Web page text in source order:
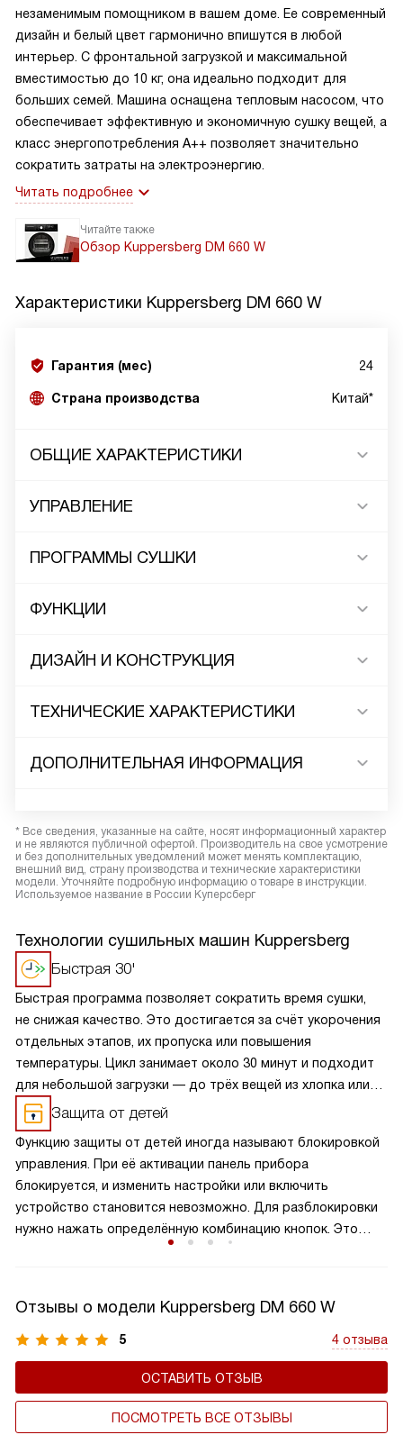
незаменимым помощником в вашем доме. Ее современный
дизайн и белый цвет гармонично впишутся в любой
интерьер. С фронтальной загрузкой и максимальной
вместимостью до 10 кг, она идеально подходит для
больших семей. Машина оснащена тепловым насосом, что
обеспечивает эффективную и экономичную сушку вещей, а
класс энергопотребления A++ позволяет значительно
сократить затраты на электроэнергию.
Читать подробнее
Читайте также
Обзор Kuppersberg DM 660 W
Характеристики Kuppersberg DM 660 W
Гарантия (мес) 24
Страна производства Китай*
ОБЩИЕ ХАРАКТЕРИСТИКИ
УПРАВЛЕНИЕ
ПРОГРАММЫ СУШКИ
ФУНКЦИИ
ДИЗАЙН И КОНСТРУКЦИЯ
ТЕХНИЧЕСКИЕ ХАРАКТЕРИСТИКИ
ДОПОЛНИТЕЛЬНАЯ ИНФОРМАЦИЯ
* Все сведения, указанные на сайте, носят информационный характер
и не являются публичной офертой. Производитель на свое усмотрение
и без дополнительных уведомлений может менять комплектацию,
внешний вид, страну производства и технические характеристики
модели. Уточняйте подробную информацию о товаре в инструкции.
Используемое название в России Куперсберг
Технологии сушильных машин Kuppersberg
Быстрая 30'
Быстрая программа позволяет сократить время сушки,
не снижая качество. Это достигается за счёт укорочения
отдельных этапов, их пропуска или повышения
температуры. Цикл занимает около 30 минут и подходит
для небольшой загрузки — до трёх вещей из хлопка или
смешанных тканей.
Защита от детей
Функцию защиты от детей иногда называют блокировкой
управления. При её активации панель прибора
блокируется, и изменить настройки или включить
устройство становится невозможно. Для разблокировки
нужно нажать определённую комбинацию кнопок. Это
Отзывы о модели Kuppersberg DM 660 W
5 4 отзыва
ОСТАВИТЬ ОТЗЫВ
ПОСМОТРЕТЬ ВСЕ ОТЗЫВЫ